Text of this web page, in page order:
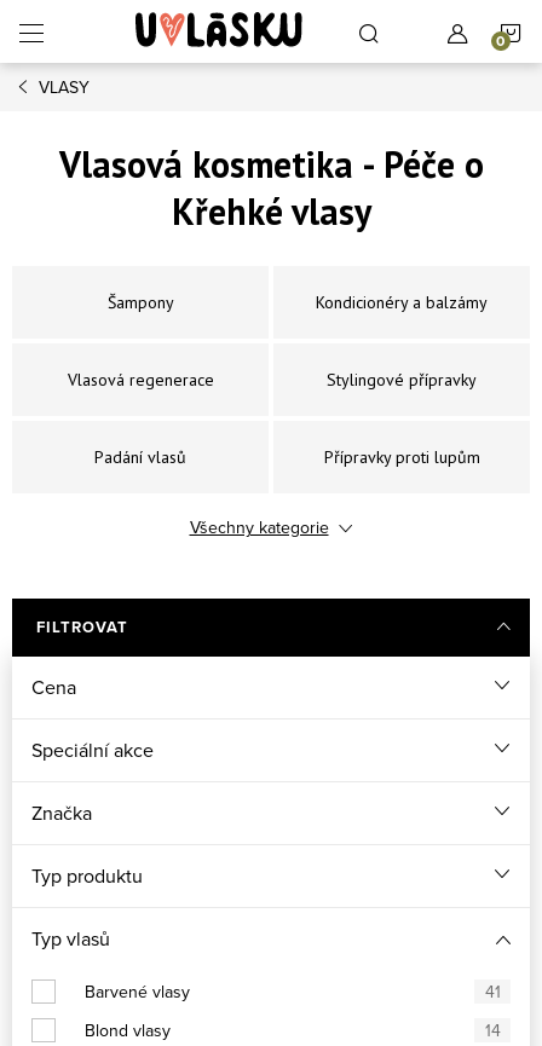
VLASY
Vlasová kosmetika - Péče o
Křehké vlasy
Šampony Kondicionéry a balzámy
Vlasová regenerace Stylingové přípravky
Padání vlasů Přípravky proti lupům
Tónovací přípravky Žehličky, Fény, Kartáče
Ochrana vlasů před sluncem
Všechny kategorie
FILTROVAT
Cena
Speciální akce
Značka
Typ produktu
Typ vlasů
Barvené vlasy
41
Blond vlasy
14